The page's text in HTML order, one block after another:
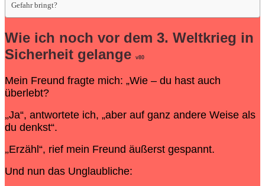
Gefahr bringt?
Wie ich noch vor dem 3. Weltkrieg in
Sicherheit gelange
v80
Mein Freund fragte mich: „Wie – du hast auch
überlebt?
„Ja“, antwortete ich, „aber auf ganz andere Weise als
du denkst“.
„Erzähl“, rief mein Freund äußerst gespannt.
Und nun das Unglaubliche: